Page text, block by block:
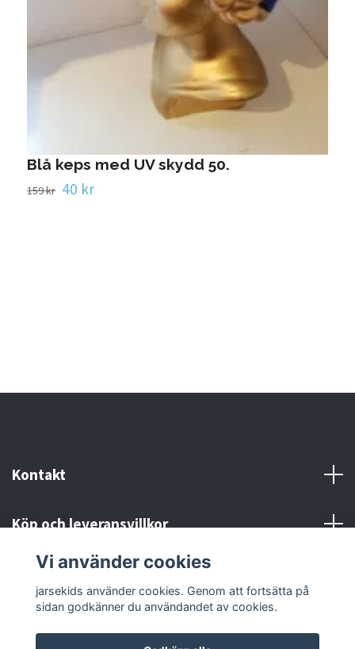
Blå keps med UV skydd 50.
159 kr 40 kr
Kontakt
Köp och leveransvillkor
Sociala medier
Vi använder cookies
jarsekids använder cookies. Genom att fortsätta på
sidan godkänner du användandet av cookies.